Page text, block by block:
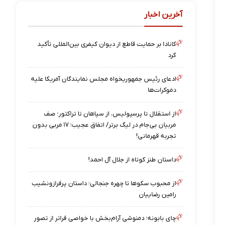
آخرین اخبار
کانادا بر حمایت قاطع از دیوان کیفری بین‌المللی تأکید
کرد
ادعای رئیس جمهوریخواه مجلس نمایندگان آمریکا علیه
دموکرات‌ها
از استقلال تا پرسپولیس، از سپاهان تا تراکتور؛ صف
مربیان بی‌جام در لیگ برتر/ اتفاق عجیب؛ ۱۷ مربی بدون
تجربه قهرمانی!
داستان طنز کوتاه از جلال آل احمد!
از محبوب سکوها تا چهره جنجالی؛ داستان پرفرازونشیب
رامین رضاییان
چای بابونه؛ دمنوشی آرام‌بخش با خواصی فراتر از تصور